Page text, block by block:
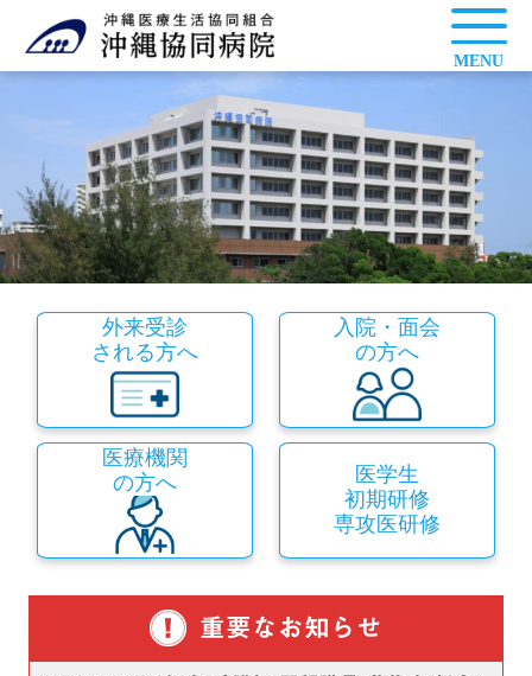
MENU
外来受診
される方へ
入院・面会
の方へ
医療機関
の方へ
医学生
初期研修
専攻医研修
重要なお知らせ